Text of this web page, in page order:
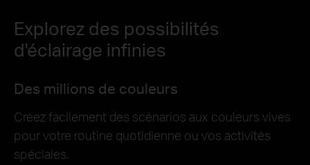
Explorez des possibilités
d'éclairage infinies
Des millions de couleurs
Créez facilement des scénarios aux couleurs vives
pour votre routine quotidienne ou vos activités
spéciales.